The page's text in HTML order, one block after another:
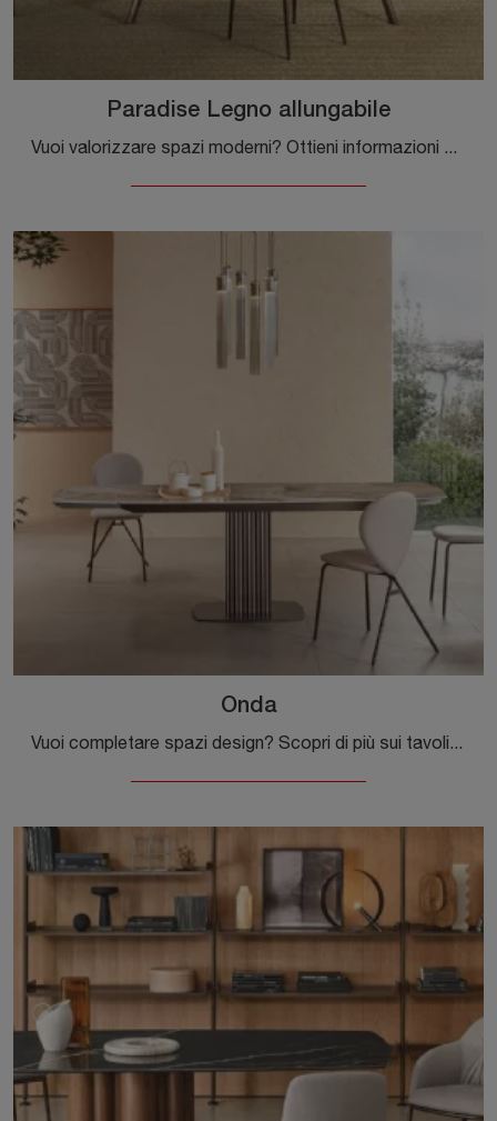
Paradise Legno allungabile
Vuoi valorizzare spazi moderni? Ottieni informazioni sui tavoli moderni allungabili: il modello da pranzo Paradise Legno allungabile ti attende.
Onda
Vuoi completare spazi design? Scopri di più sui tavoli design allungabili: il modello da pranzo Onda ti sta aspettando.